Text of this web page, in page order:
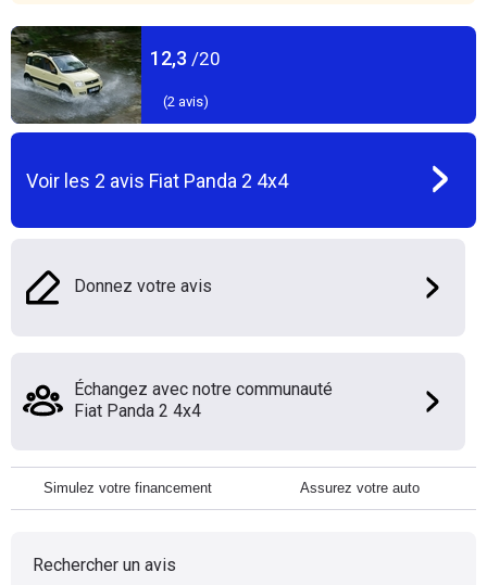
12,3 /20
(2avis)
Voir les 2 avis Fiat Panda 2 4x4
Donnez votre avis
Échangez avec notre communauté
Fiat Panda 2 4x4
Simulez votre financement Assurez votre auto
Rechercher un avis